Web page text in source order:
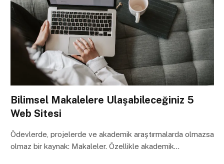
Bilimsel Makalelere Ulaşabileceğiniz 5
Web Sitesi
Ödevlerde, projelerde ve akademik araştırmalarda olmazsa
olmaz bir kaynak: Makaleler. Özellikle akademik…